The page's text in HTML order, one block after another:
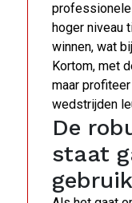
professionele
hoger niveau
winnen, wat
Kortom, met
maar
wedstrijden
De
staat